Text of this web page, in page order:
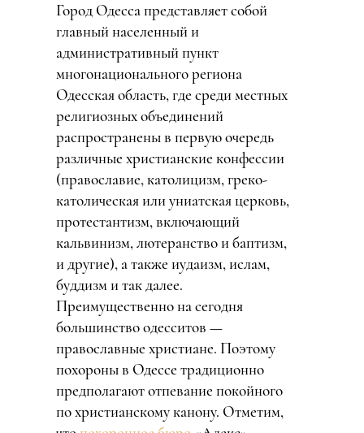
Город Одесса представляет собой
главный населенный и
административный пункт
многонационального региона
Одесская область, где среди местных
религиозных объединений
распространены в первую очередь
различные христианские конфессии
(православие, католицизм, греко-
католическая или униатская церковь,
протестантизм, включающий
кальвинизм, лютеранство и баптизм,
и другие), а также иудаизм, ислам,
буддизм и так далее.
Преимущественно на сегодня
большинство одесситов —
православные христиане. Поэтому
похороны в Одессе традиционно
предполагают отпевание покойного
по христианскому канону. Отметим,